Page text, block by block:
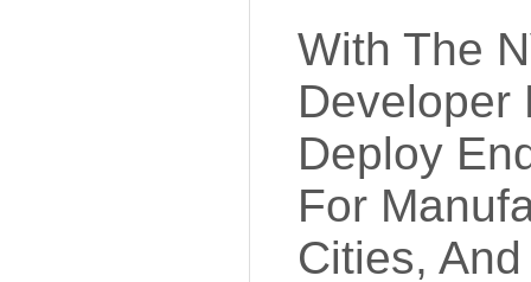
With The
Developer
Deploy
For
Cities,